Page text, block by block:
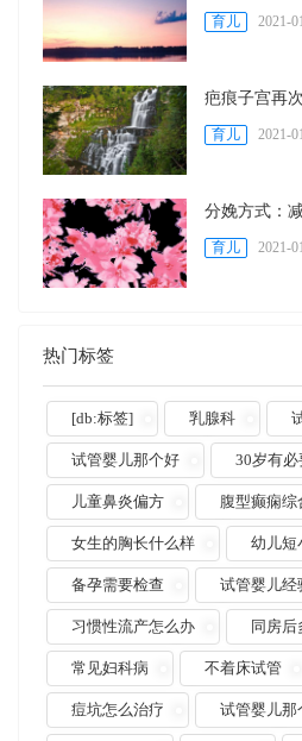
育儿 2021-
疤痕子宫再
育儿 2021-
分娩方式：
育儿 2021-
热门标签
[db:标签] 乳腺科
试管婴儿那个好 30岁有
儿童鼻炎偏方 腹型癫痫综
女生的胸长什么样 幼儿短
备孕需要检查 试管婴儿经
习惯性流产怎么办 同房
常见妇科病 不着床试管
痘坑怎么治疗 试管婴儿那